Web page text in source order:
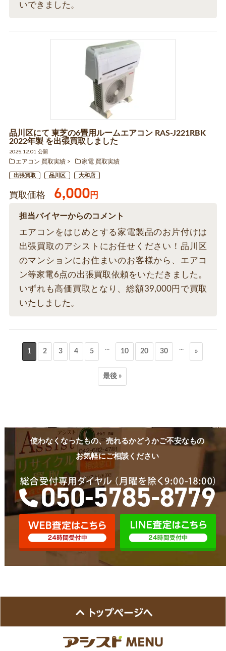
いできました。
品川区にて 東芝の6畳用ルームエアコン RAS-J221RBK
2022年製 を出張買取しました
2025.12.01 公開
エアコン 買取実績
家電 買取実績
出張買取 品川区 大和店
買取価格 6,000円
担当バイヤーからのコメント
エアコンをはじめとする家電製品のお片付けは
出張買取のアシストにお任せください！品川区
のマンションにお住まいのお客様から、エアコ
ン等家電6点の出張買取依頼をいただきました。
いずれも高価買取となり、総額39,000円で買取
いたしました。
1 2 3 4 5 ... 10 20 30 ... »
最後 »
使わなくなったもの、売れるかどうかご不安なもの
お気軽にご相談ください